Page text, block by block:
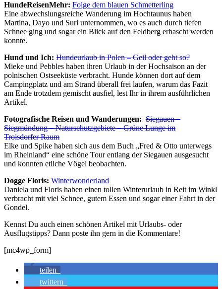
HundeReisenMehr: Folge dem blauen Schmetterling
Eine abwechslungsreiche Wanderung im Hochtaunus haben
Martina, Dayo und Suri unternommen, wo es auch durch tiefen
Schnee ging und sogar ein Blick auf den Feldberg erhascht werden
konnte.
Hund und Ich: Hundeurlaub in Polen – Geil oder geht so?
Mieke und Pebbles haben ihren Urlaub in der Hochsaison an der
polnischen Ostseeküste verbracht. Hunde können dort auf dem
Campingplatz und am Strand überall frei laufen, warum das Fazit
am Ende trotzdem gemischt ausfiel, lest Ihr in ihrem ausführlichen
Artikel.
Fotografische Reisen und Wanderungen: Siegauen –
Siegmündung – Naturschutzgebiete – Grüne Lunge im
Troisdorfer Raum
Elke und Spike haben sich aus dem Buch „Fred & Otto unterwegs
im Rheinland“ eine schöne Tour entlang der Siegauen ausgesucht
und konnten etliche Vögel beobachten.
Dogge Floris: Winterwonderland
Daniela und Floris haben einen tollen Winterurlaub in Reit im Winkl
verbracht mit viel Schnee, gutem Essen und sogar einer Fahrt in der
Gondel.
Kennst Du auch einen schönen Artikel mit Urlaubs- oder
Ausflugstipps? Dann poste ihn gern in die Kommentare!
[mc4wp_form]
teilen
twittern